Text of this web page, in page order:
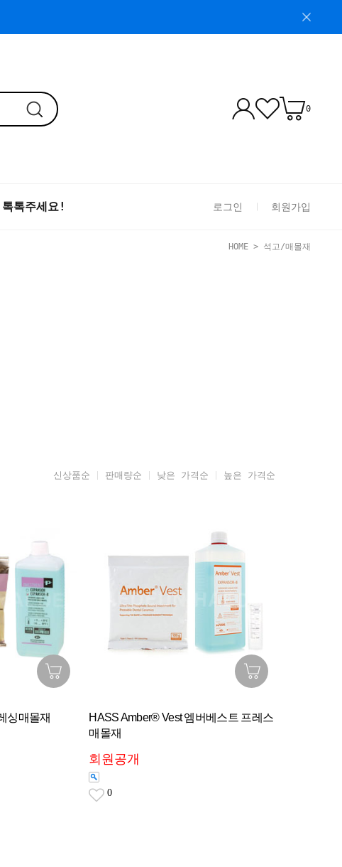
0
톡주세요! 로그인 회원가입
HOME > 석고/매몰재
신상품순 판매량순 낮은 가격순 높은 가격순
싱매몰재
HASS Amber® Vest 엠버베스트 프레스
매몰재
회원공개
0